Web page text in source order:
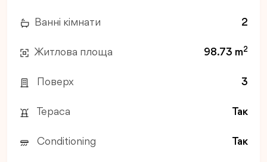
Ванні кімнати 2
Житлова площа 98.73 m2
Поверх 3
Тераса Так
Conditioning Так